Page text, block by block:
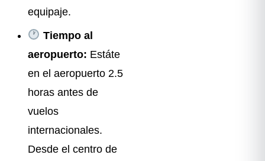
equipaje.
Tiempo al
aeropuerto: Estáte
en el aeropuerto 2.5
horas antes de
vuelos
internacionales.
Desde el centro de